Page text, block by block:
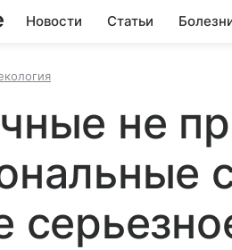
Новости Статьи
не